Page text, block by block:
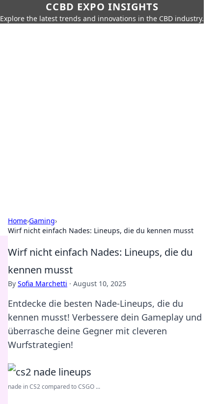
CCBD EXPO INSIGHTS
Explore the latest trends and innovations in the CBD industry.
Home›Gaming›
Wirf nicht einfach Nades: Lineups, die du kennen musst
Wirf nicht einfach Nades: Lineups, die du
kennen musst
By Sofia Marchetti · August 10, 2025
Entdecke die besten Nade-Lineups, die du
kennen musst! Verbessere dein Gameplay und
überrasche deine Gegner mit cleveren
Wurfstrategien!
nade in CS2 compared to CSGO ...